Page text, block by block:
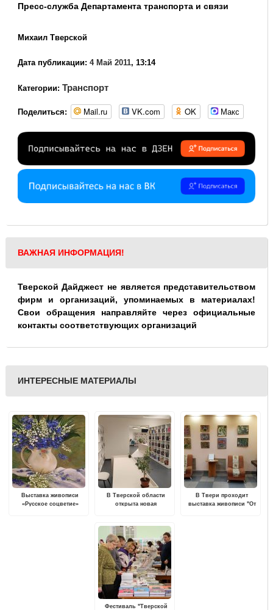
Пресс-служба Департамента транспорта и связи
Михаил Тверской
Дата публикации: 4 Май 2011, 13:14
Категории: Транспорт
Поделиться: Mail.ru VK.com OK Макс
ВАЖНАЯ ИНФОРМАЦИЯ!
Тверской Дайджест не является представительством
фирм и организаций, упоминаемых в материалах!
Свои обращения направляйте через официальные
контакты соответствующих организаций
ИНТЕРЕСНЫЕ МАТЕРИАЛЫ
Выставка живописи
«Русское соцветие»
В Тверской области
открыта новая
В Твери проходит
выставка живописи "От
Фестиваль "Тверской